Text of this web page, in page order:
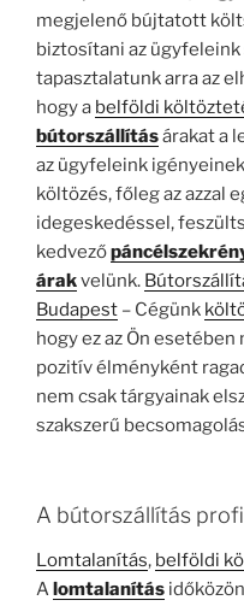
megjelenő bújtatott
biztosítani az ügyfeleink
tapasztalatunk arra az
hogy a belföldi
bútorszállításárakat a
az ügyfeleink
költözés, főleg az azzal
idegeskedéssel,
kedvező
árakvelünk.
Budapest – Cégünk
hogy ez az Ön
pozitív élményként
nem csak tárgyainak
szakszerű
A bútorszállítás
Lomtalanítás, belföldi
Alomtalanítás